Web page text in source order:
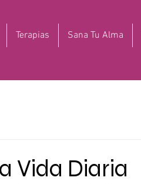
Terapias Sana Tu Alma
Vida Diaria